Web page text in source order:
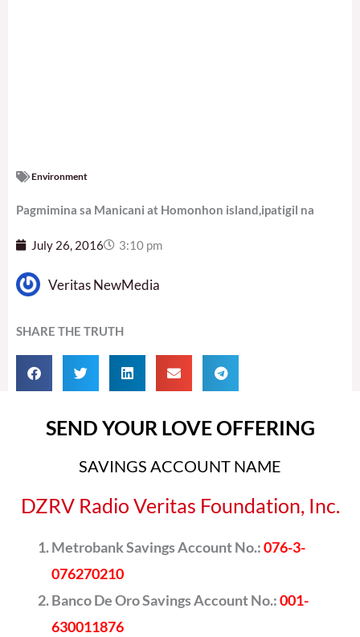
Environment
Pagmimina sa Manicani at Homonhon island,ipatigil na
July 26, 2016 3:10 pm
Veritas NewMedia
SHARE THE TRUTH
SEND YOUR LOVE OFFERING
SAVINGS ACCOUNT NAME
DZRV Radio Veritas Foundation, Inc.
Metrobank Savings Account No.:076-3-
076270210
Banco De Oro Savings Account No.:001-
630011876